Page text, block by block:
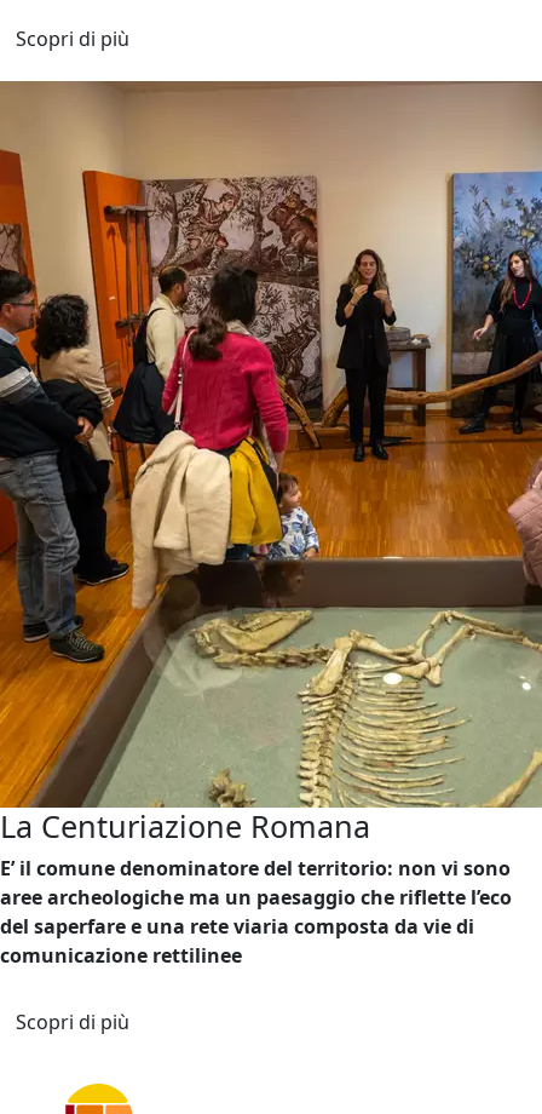
Scopri di più
La Centuriazione Romana
E’ il comune denominatore del territorio: non vi sono
aree archeologiche ma un paesaggio che riflette l’eco
del saperfare e una rete viaria composta da vie di
comunicazione rettilinee
Scopri di più